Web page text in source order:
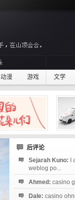
动漫 游戏 文学
后评论
Sejarah Kuno:
weblog po...
Ahmed: casino
Dale: casino